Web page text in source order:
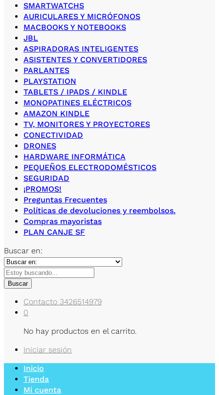
SMARTWATCHS
AURICULARES Y MICRÓFONOS
MACBOOKS Y NOTEBOOKS
JBL
ASPIRADORAS INTELIGENTES
ASISTENTES Y CONVERTIDORES
PARLANTES
PLAYSTATION
TABLETS / IPADS / KINDLE
MONOPATINES ELÉCTRICOS
AMAZON KINDLE
TV, MONITORES Y PROYECTORES
CONECTIVIDAD
DRONES
HARDWARE INFORMÁTICA
PEQUEÑOS ELECTRODOMÉSTICOS
SEGURIDAD
¡PROMOS!
Preguntas Frecuentes
Políticas de devoluciones y reembolsos.
Compras mayoristas
PLAN CANJE SF
Buscar en:
Buscar
Contacto 3426514979
0
No hay productos en el carrito.
Iniciar sesión
Inicio
Tienda
Mi cuenta